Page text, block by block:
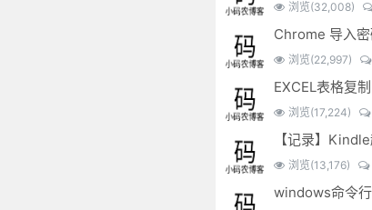
浏览(32,008)
Chrome 导入密
浏览(22,997)
浏览(17,224)
【记录】
浏览(13,176)
windows命令